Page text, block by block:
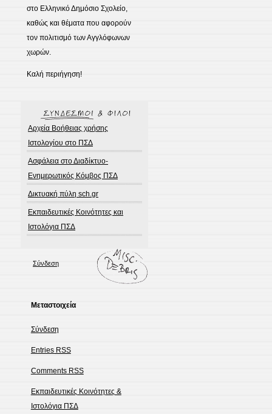
στο Ελληνικό Δημόσιο Σχολείο,
καθώς και θέματα που αφορούν
τον πολιτισμό των Αγγλόφωνων
χωρών.
Καλή περιήγηση!
Αρχεία Βοήθειας χρήσης
Ιστολογίου στο ΠΣΔ
Ασφάλεια στο Διαδίκτυο-
Ενημερωτικός Κόμβος ΠΣΔ
Δικτυακή πύλη sch.gr
Εκπαιδευτικές Κοινότητες και
Ιστολόγια ΠΣΔ
Σύνδεση
Μεταστοιχεία
Σύνδεση
Entries RSS
Comments RSS
Εκπαιδευτικές Κοινότητες &
Ιστολόγια ΠΣΔ